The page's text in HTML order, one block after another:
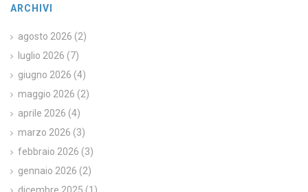
ARCHIVI
agosto 2026 (2)
luglio 2026 (7)
giugno 2026 (4)
maggio 2026 (2)
aprile 2026 (4)
marzo 2026 (3)
febbraio 2026 (3)
gennaio 2026 (2)